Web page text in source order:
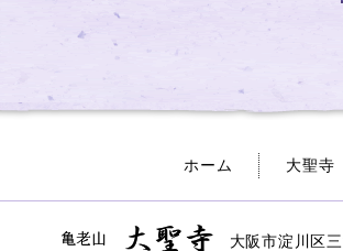
ホーム 大聖寺
大阪市淀川区